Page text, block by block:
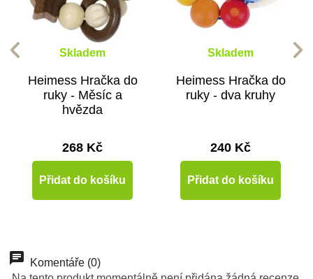
Skladem
Heimess Hračka do
ruky - Měsíc a
hvězda
268 Kč
Přidat do košíku
Skladem
Heimess Hračka do
ruky - dva kruhy
240 Kč
Přidat do košíku
Komentáře (0)